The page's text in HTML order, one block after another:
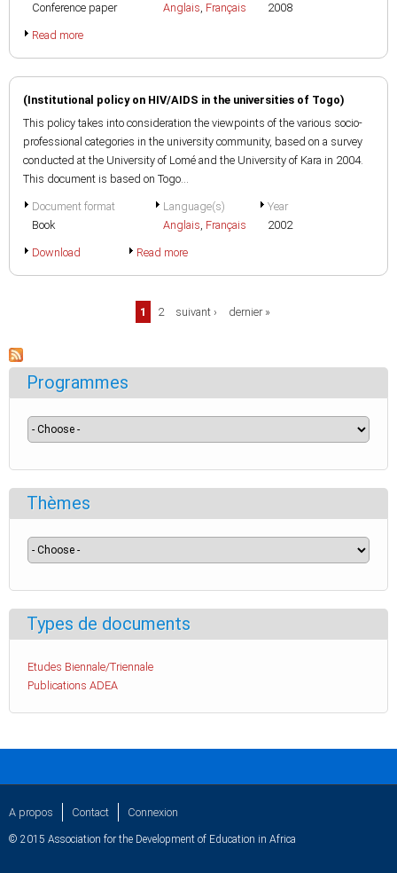
Conference paper
Anglais, Français
2008
Read more
(Institutional policy on HIV/AIDS in the universities of Togo)
This policy takes into consideration the viewpoints of the various socio-
professional categories in the university community, based on a survey
conducted at the University of Lomé and the University of Kara in 2004.
This document is based on Togo...
Document format
Book
Language(s)
Anglais, Français
Year
2002
Download Read more
1 2 suivant › dernier »
Programmes
Thèmes
Types de documents
Etudes Biennale/Triennale
Publications ADEA
A propos Contact Connexion
© 2015 Association for the Development of Education in Africa